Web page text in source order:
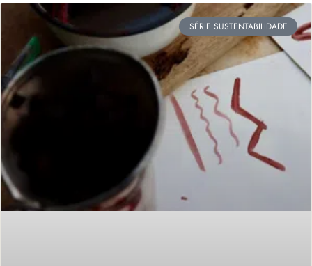
SÉRIE SUSTENTABILIDADE